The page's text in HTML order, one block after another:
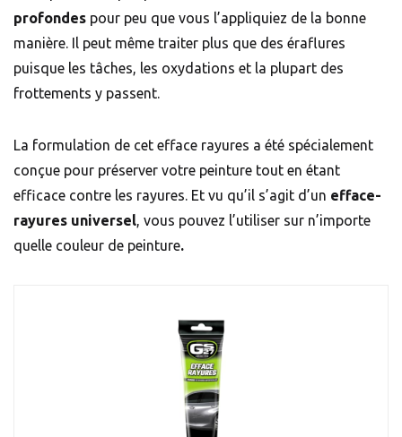
profondes pour peu que vous l’appliquiez de la bonne
manière. Il peut même traiter plus que des éraflures
puisque les tâches, les oxydations et la plupart des
frottements y passent.
La formulation de cet efface rayures a été spécialement
conçue pour préserver votre peinture tout en étant
efficace contre les rayures. Et vu qu’il s’agit d’un efface-
rayures universel, vous pouvez l’utiliser sur n’importe
quelle couleur de peinture.